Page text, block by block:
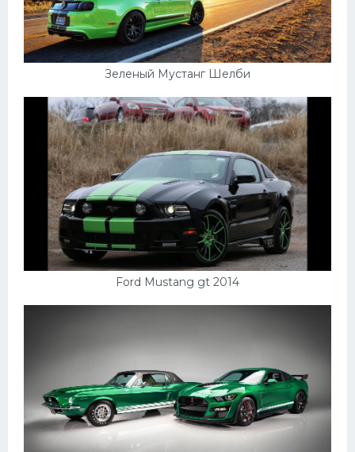
Зеленый Мустанг Шелби
Ford Mustang gt 2014